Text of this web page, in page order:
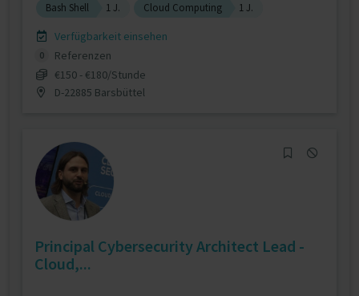
Bash Shell
1 J. Cloud Computing 1 J.
Verfügbarkeit einsehen
0
Referenzen
€150 - €180/Stunde
D-22885 Barsbüttel
Principal Cybersecurity Architect Lead -
Cloud,...